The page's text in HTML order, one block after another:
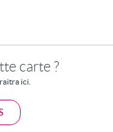
carte ?
ici.